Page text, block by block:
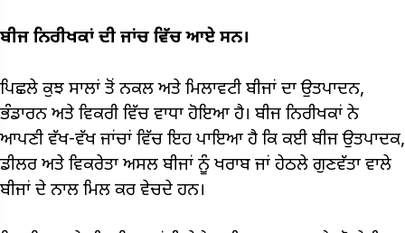
ਬੀਜ ਨਿਰੀਖਕਾਂ ਦੀ ਜਾਂਚ ਵਿੱਚ ਆਏ ਸਨ।
ਪਿਛਲੇ ਕੁਝ ਸਾਲਾਂ ਤੋਂ ਨਕਲ ਅਤੇ ਮਿਲਾਵਟੀ ਬੀਜਾਂ ਦਾ ਉਤਪਾਦਨ,
ਭੰਡਾਰਨ ਅਤੇ ਵਿਕਰੀ ਵਿੱਚ ਵਾਧਾ ਹੋਇਆ ਹੈ। ਬੀਜ ਨਿਰੀਖਕਾਂ ਨੇ
ਆਪਣੀ ਵੱਖ-ਵੱਖ ਜਾਂਚਾਂ ਵਿੱਚ ਇਹ ਪਾਇਆ ਹੈ ਕਿ ਕਈ ਬੀਜ ਉਤਪਾਦਕ,
ਡੀਲਰ ਅਤੇ ਵਿਕਰੇਤਾ ਅਸਲ ਬੀਜਾਂ ਨੂੰ ਖਰਾਬ ਜਾਂ ਹੇਠਲੇ ਗੁਣਵੱਤਾ ਵਾਲੇ
ਬੀਜਾਂ ਦੇ ਨਾਲ ਮਿਲ ਕਰ ਵੇਚਦੇ ਹਨ।